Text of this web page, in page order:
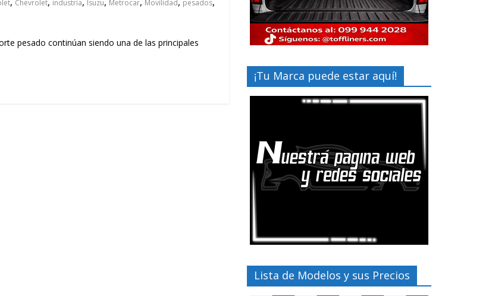
Chevrolet industria Isuzu Metrocar Movilidad pesados
pesado continúan siendo una de las principales
¡Tu Marca puede estar aquí!
Lista de Modelos y sus Precios